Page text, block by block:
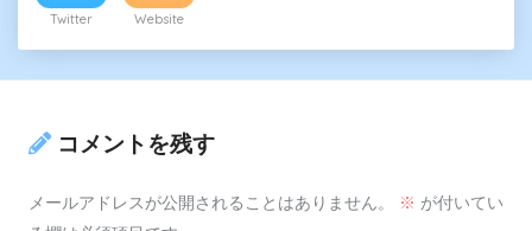
Twitter Website
コメントを残す
メールアドレスが公開されることはありません。 ※ が付いてい